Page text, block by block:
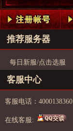
推荐服务器
每日新服/点击选服
客服中心
客服电话：4000138360
在线客服: